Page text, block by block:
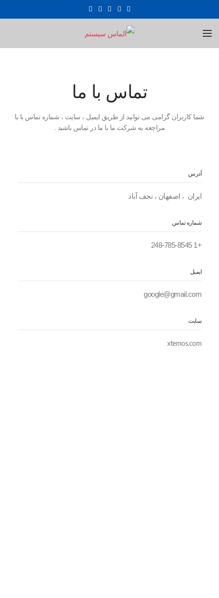
تماس با ما
شما کاربران گرامی می توانید از طریق ایمیل ، سایت ، شماره تماس یا با
مراجعه به شرکت ما با ما در تماس باشید .
آدرس
ایران ، اصفهان ، نجف آباد
شماره تماس
+1 248-785-8545
ایمیل
google@gmail.com
سایت
xtemos.com